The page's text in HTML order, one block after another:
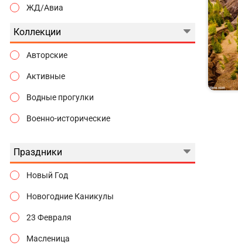
ЖД/Авиа
Коллекции
Авторские
Активные
Водные прогулки
Военно-исторические
Городские истории
Государева дорога
Гуляем по Москве
Дворцы и замки
Джип-туры
Праздники
Новый Год
Новогодние Каникулы
23 Февраля
Масленица